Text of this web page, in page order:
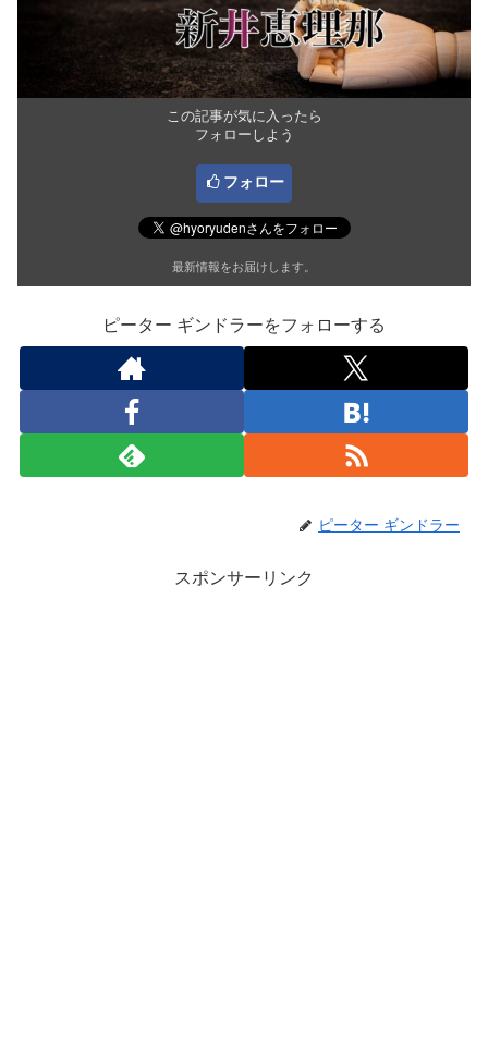
この記事が気に入ったら
フォローしよう
フォロー
最新情報をお届けします。
ピーター ギンドラーをフォローする
ピーター ギンドラー
スポンサーリンク